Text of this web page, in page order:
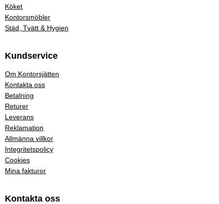
Köket
Kontorsmöbler
Städ, Tvätt & Hygien
Kundservice
Om Kontorsjätten
Kontakta oss
Betalning
Returer
Leverans
Reklamation
Allmänna villkor
Integritetspolicy
Cookies
Mina fakturor
Kontakta oss